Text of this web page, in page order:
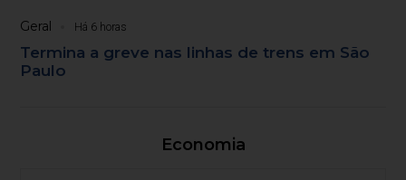
Geral Há 6 horas
Termina a greve nas linhas de trens em São
Paulo
Economia